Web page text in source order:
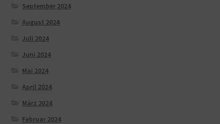
September 2024
August 2024
Juli 2024
Juni 2024
Mai 2024
April 2024
März 2024
Februar 2024